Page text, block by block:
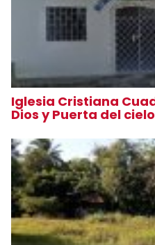
Iglesia Cristiana
Dios y Puerta del cielo